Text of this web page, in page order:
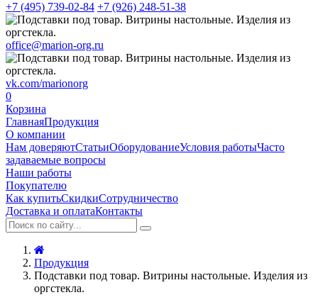
+7 (495) 739-02-84 +7 (926) 248-51-38
office@marion-org.ru
vk.com/marionorg
0
Корзина
ГлавнаяПродукция
О компании
Нам доверяютСтатьиОборудованиеУсловия работыЧасто
задаваемые вопросы
Наши работы
Покупателю
Как купитьСкидкиСотрудничество
Доставка и оплатаКонтакты
Продукция
Подставки под товар. Витрины настольные. Изделия из
оргстекла.